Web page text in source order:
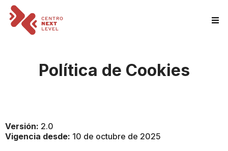
Política de Cookies
Versión: 2.0
Vigencia desde: 10 de octubre de 2025